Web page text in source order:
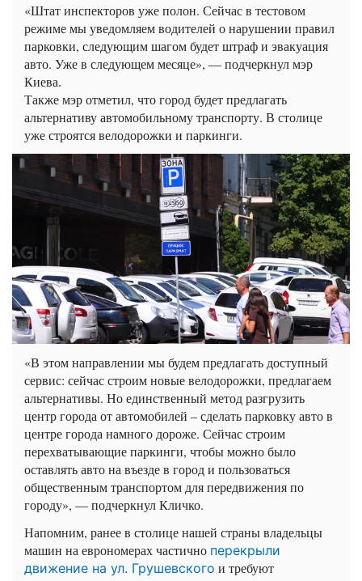
«Штат инспекторов уже полон. Сейчас в тестовом
режиме мы уведомляем водителей о нарушении правил
парковки, следующим шагом будет штраф и эвакуация
авто. Уже в следующем месяце», — подчеркнул мэр
Киева.
Также мэр отметил, что город будет предлагать
альтернативу автомобильному транспорту. В столице
уже строятся велодорожки и паркинги.
«В этом направлении мы будем предлагать доступный
сервис: сейчас строим новые велодорожки, предлагаем
альтернативы. Но единственный метод разгрузить
центр города от автомобилей – сделать парковку авто в
центре города намного дороже. Сейчас строим
перехватывающие паркинги, чтобы можно было
оставлять авто на въезде в город и пользоваться
общественным транспортом для передвижения по
городу», — подчеркнул Кличко.
Напомним, ранее в столице нашей страны владельцы
машин на еврономерах частично перекрыли
движение на ул. Грушевского и требуют